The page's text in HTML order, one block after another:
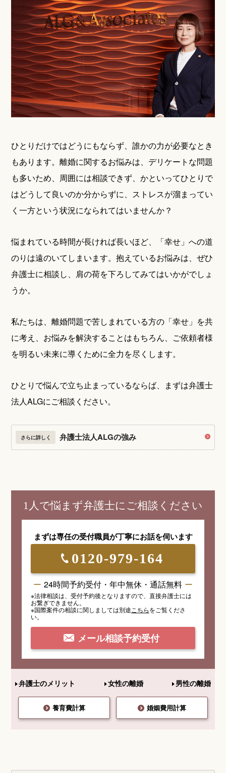
ひとりだけではどうにもならず、誰かの力が必要なとき
もあります。離婚に関するお悩みは、デリケートな問題
も多いため、周囲には相談できず、かといってひとりで
はどうして良いのか分からずに、ストレスが溜まってい
く一方という状況になられてはいませんか？
悩まれている時間が長ければ長いほど、「幸せ」への道
のりは遠のいてしまいます。抱えているお悩みは、ぜひ
弁護士に相談し、肩の荷を下ろしてみてはいかがでしょ
うか。
私たちは、離婚問題で苦しまれている方の「幸せ」を共
に考え、お悩みを解決することはもちろん、ご依頼者様
を明るい未来に導くために全力を尽くします。
ひとりで悩んで立ち止まっているならば、まずは弁護士
法人ALGにご相談ください。
さらに詳しく 弁護士法人ALGの強み
1人で悩まず弁護士にご相談ください
まずは専任の受付職員が丁寧にお話を伺います
0120-979-164
24時間予約受付・年中無休・通話無料
※法律相談は、受付予約後となりますので、 直接弁護士には
お繋ぎできません。
※国際案件の相談に関しましては別途こちらをご覧くださ
い。
メール相談予約受付
弁護士のメリット 女性の離婚 男性の離婚
養育費計算 婚姻費用計算